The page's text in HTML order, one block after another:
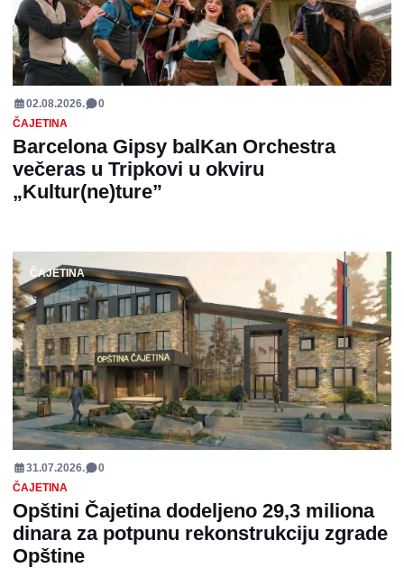
02.08.2026.
0
ČAJETINA
Barcelona Gipsy balKan Orchestra
večeras u Tripkovi u okviru
„Kultur(ne)ture”
ČAJETINA
31.07.2026.
0
ČAJETINA
Opštini Čajetina dodeljeno 29,3 miliona
dinara za potpunu rekonstrukciju zgrade
Opštine